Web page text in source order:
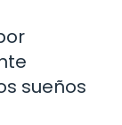
sueños